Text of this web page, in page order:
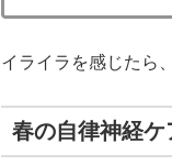
イライラを感じたら
春の自律神経ケ